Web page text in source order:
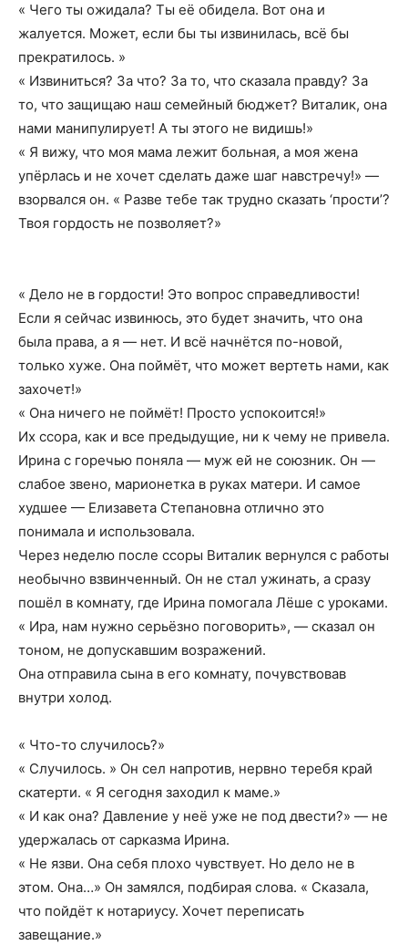
« Чего ты ожидала? Ты её обидела. Вот она и
жалуется. Может, если бы ты извинилась, всё бы
прекратилось. »
« Извиниться? За что? За то, что сказала правду? За
то, что защищаю наш семейный бюджет? Виталик, она
нами манипулирует! А ты этого не видишь!»
« Я вижу, что моя мама лежит больная, а моя жена
упёрлась и не хочет сделать даже шаг навстречу!» —
взорвался он. « Разве тебе так трудно сказать ‘прости’?
Твоя гордость не позволяет?»
« Дело не в гордости! Это вопрос справедливости!
Если я сейчас извинюсь, это будет значить, что она
была права, а я — нет. И всё начнётся по-новой,
только хуже. Она поймёт, что может вертеть нами, как
захочет!»
« Она ничего не поймёт! Просто успокоится!»
Их ссора, как и все предыдущие, ни к чему не привела.
Ирина с горечью поняла — муж ей не союзник. Он —
слабое звено, марионетка в руках матери. И самое
худшее — Елизавета Степановна отлично это
понимала и использовала.
Через неделю после ссоры Виталик вернулся с работы
необычно взвинченный. Он не стал ужинать, а сразу
пошёл в комнату, где Ирина помогала Лёше с уроками.
« Ира, нам нужно серьёзно поговорить», — сказал он
тоном, не допускавшим возражений.
Она отправила сына в его комнату, почувствовав
внутри холод.
« Что-то случилось?»
« Случилось. » Он сел напротив, нервно теребя край
скатерти. « Я сегодня заходил к маме.»
« И как она? Давление у неё уже не под двести?» — не
удержалась от сарказма Ирина.
« Не язви. Она себя плохо чувствует. Но дело не в
этом. Она…» Он замялся, подбирая слова. « Сказала,
что пойдёт к нотариусу. Хочет переписать
завещание.»